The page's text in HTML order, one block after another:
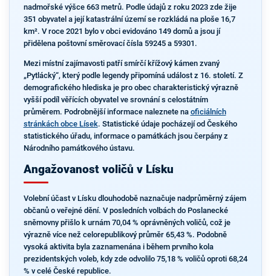
nadmořské výšce 663 metrů. Podle údajů z roku 2023 zde žije
351 obyvatel a její katastrální území se rozkládá na ploše 16,7
km². V roce 2021 bylo v obci evidováno 149 domů a jsou jí
přidělena poštovní směrovací čísla 59245 a 59301.
Mezi místní zajímavosti patří smírčí křížový kámen zvaný
„Pytlácký“, který podle legendy připomíná událost z 16. století. Z
demografického hlediska je pro obec charakteristický výrazně
vyšší podíl věřících obyvatel ve srovnání s celostátním
průměrem. Podrobnější informace naleznete na oficiálních
stránkách obce Lísek. Statistické údaje pocházejí od Českého
statistického úřadu, informace o památkách jsou čerpány z
Národního památkového ústavu.
Angažovanost voličů v Lísku
Volební účast v Lísku dlouhodobě naznačuje nadprůměrný zájem
občanů o veřejné dění. V posledních volbách do Poslanecké
sněmovny přišlo k urnám 70,04 % oprávněných voličů, což je
výrazně více než celorepublikový průměr 65,43 %. Podobně
vysoká aktivita byla zaznamenána i během prvního kola
prezidentských voleb, kdy zde odvolilo 75,18 % voličů oproti 68,24
% v celé České republice.